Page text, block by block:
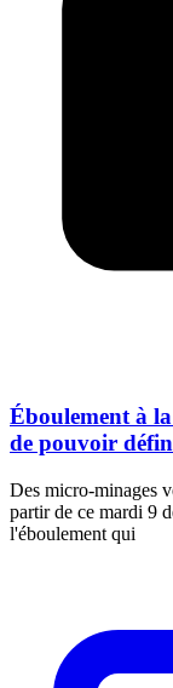
Éboulement à
de pouvoir
Des micro-minages
partir de ce mardi 9
l'éboulement qui